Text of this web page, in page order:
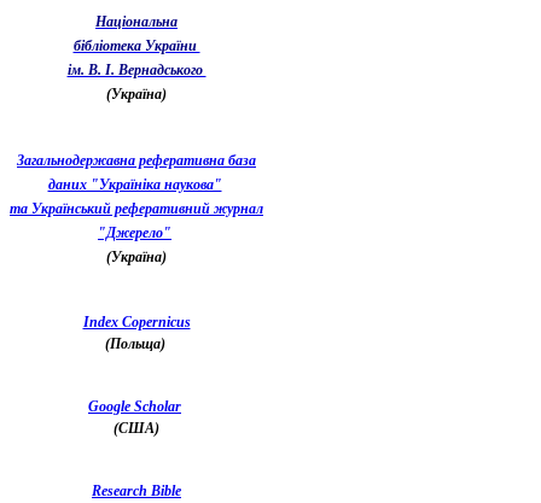
Національна
бібліотека України
ім. В. І. Вернадського
(Україна)
Загальнодержавна реферативна база
даних "Україніка наукова"
та Український реферативний журнал
"Джерело"
(Україна)
Index Copernicus
(Польща)
Google Scholar
(США)
Research Bible